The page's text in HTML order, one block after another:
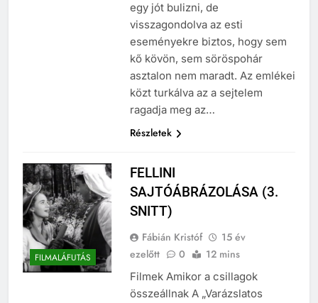
egy jót bulizni, de
visszagondolva az esti
eseményekre biztos, hogy sem
kő kövön, sem söröspohár
asztalon nem maradt. Az emlékei
közt turkálva az a sejtelem
ragadja meg az…
Részletek
FILMALÁFUTÁS
FELLINI
SAJTÓÁBRÁZOLÁSA (3.
SNITT)
Fábián Kristóf
15 év
ezelőtt
0 12 mins
Filmek Amikor a csillagok
összeállnak A „Varázslatos